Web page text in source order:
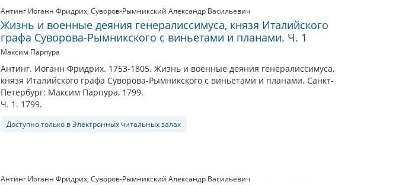
Антинг Иоганн Фридрих, Суворов-Рымникский Александр Васильевич
Жизнь и военные деяния генералиссимуса, князя Италийского
графа Суворова-Рымникского с виньетами и планами. Ч. 1
Максим Парпура
Антинг. Иоганн Фридрих. 1753-1805. Жизнь и военные деяния генералиссимуса,
князя Италийского графа Суворова-Рымникского с виньетами и планами. Санкт-
Петербург: Максим Парпура, 1799.
Ч. 1. 1799.
Доступно только в Электронных читальных залах
Антинг Иоганн Фридрих, Суворов-Рымникский Александр Васильевич